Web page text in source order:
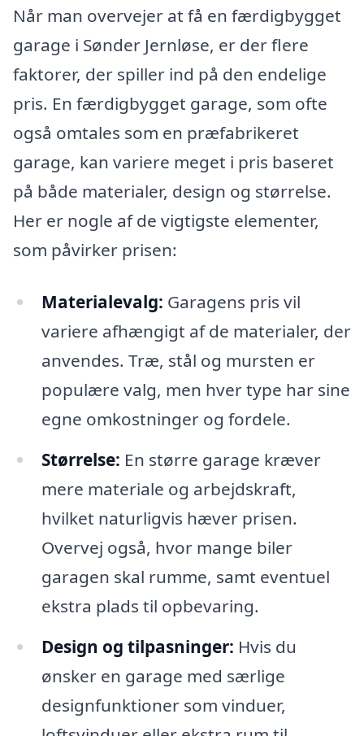
Når man overvejer at få en færdigbygget
garage i Sønder Jernløse, er der flere
faktorer, der spiller ind på den endelige
pris. En færdigbygget garage, som ofte
også omtales som en præfabrikeret
garage, kan variere meget i pris baseret
på både materialer, design og størrelse.
Her er nogle af de vigtigste elementer,
som påvirker prisen:
Materialevalg: Garagens pris vil
variere afhængigt af de materialer, der
anvendes. Træ, stål og mursten er
populære valg, men hver type har sine
egne omkostninger og fordele.
Størrelse: En større garage kræver
mere materiale og arbejdskraft,
hvilket naturligvis hæver prisen.
Overvej også, hvor mange biler
garagen skal rumme, samt eventuel
ekstra plads til opbevaring.
Design og tilpasninger: Hvis du
ønsker en garage med særlige
designfunktioner som vinduer,